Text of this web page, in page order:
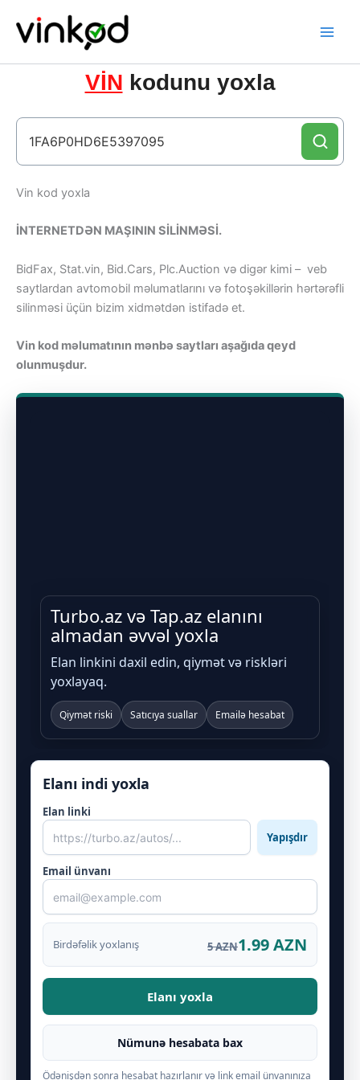
content
VİN kodunu yoxla
Vin kod yoxla
İNTERNETDƏN MAŞININ SİLİNMƏSİ.
BidFax, Stat.vin, Bid.Cars, Plc.Auction və digər kimi – veb
saytlardan avtomobil məlumatlarını və fotoşəkillərin hərtərəfli
silinməsi üçün bizim xidmətdən istifadə et.
Vin kod məlumatının mənbə saytları aşağıda qeyd
olunmuşdur.
Turbo.az və Tap.az elanını
almadan əvvəl yoxla
Elan linkini daxil edin, qiymət və riskləri
yoxlayaq.
Qiymət riski Satıcıya suallar Emailə hesabat
Elanı indi yoxla
Elan linki
Yapışdır
Email ünvanı
Birdəfəlik yoxlanış 5 AZN1.99 AZN
Elanı yoxla
Nümunə hesabata bax
Ödənişdən sonra hesabat hazırlanır və link email ünvanınıza